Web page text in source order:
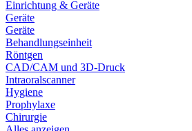
Einrichtung & Geräte
Geräte
Geräte
Behandlungseinheit
Röntgen
CAD/CAM und 3D-Druck
Intraoralscanner
Hygiene
Prophylaxe
Chirurgie